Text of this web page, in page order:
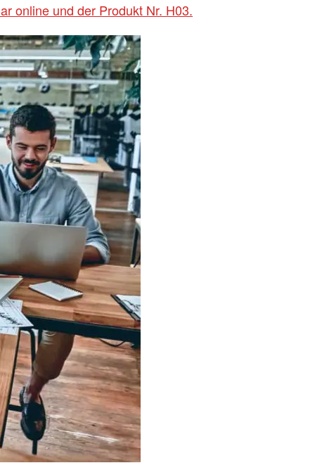
online und der Produkt Nr. H03.